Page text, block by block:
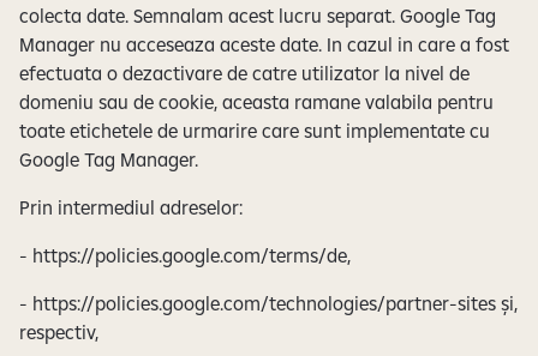
colecta date. Semnalam acest lucru separat. Google Tag
Manager nu acceseaza aceste date. In cazul in care a fost
efectuata o dezactivare de catre utilizator la nivel de
domeniu sau de cookie, aceasta ramane valabila pentru
toate etichetele de urmarire care sunt implementate cu
Google Tag Manager.
Prin intermediul adreselor:
- https://policies.google.com/terms/de,
- https://policies.google.com/technologies/partner-sites și,
respectiv,